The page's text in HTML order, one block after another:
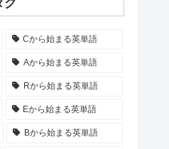
グ
Cから始まる英単語
Aから始まる英単語
Rから始まる英単語
Eから始まる英単語
Bから始まる英単語